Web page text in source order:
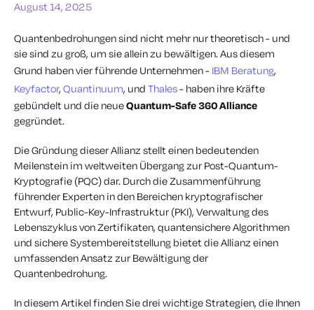
August 14, 2025
Quantenbedrohungen sind nicht mehr nur theoretisch - und
sie sind zu groß, um sie allein zu bewältigen. Aus diesem
Grund haben vier führende Unternehmen - IBM Beratung,
Keyfactor, Quantinuum, und Thales- haben ihre Kräfte
gebündelt und die neueQuantum-Safe 360 Alliance
gegründet.
Die Gründung dieser Allianz stellt einen bedeutenden
Meilenstein im weltweiten Übergang zur Post-Quantum-
Kryptografie (PQC) dar. Durch die Zusammenführung
führender Experten in den Bereichen kryptografischer
Entwurf, Public-Key-Infrastruktur (PKI), Verwaltung des
Lebenszyklus von Zertifikaten, quantensichere Algorithmen
und sichere Systembereitstellung bietet die Allianz einen
umfassenden Ansatz zur Bewältigung der
Quantenbedrohung.
In diesem Artikel finden Sie drei wichtige Strategien, die Ihnen